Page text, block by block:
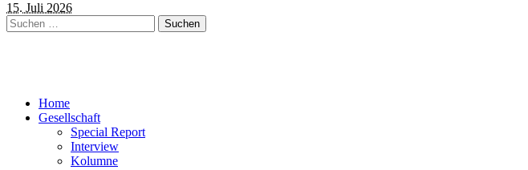
15. Juli 2026
Suchen
nach:
Home
Gesellschaft
Special Report
Interview
Kolumne